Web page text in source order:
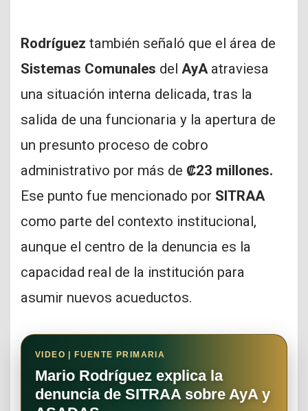
Rodríguez también señaló que el área de
Sistemas Comunales del AyA atraviesa
una situación interna delicada, tras la
salida de una funcionaria y la apertura de
un presunto proceso de cobro
administrativo por más de ₡23 millones.
Ese punto fue mencionado por SITRAA
como parte del contexto institucional,
aunque el centro de la denuncia es la
capacidad real de la institución para
asumir nuevos acueductos.
VIDEO | FUENTE PRIMARIA
Mario Rodríguez explica la
denuncia de SITRAA sobre AyA y